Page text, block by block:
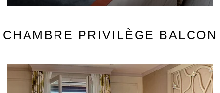
CHAMBRE PRIVILÈGE BALCON